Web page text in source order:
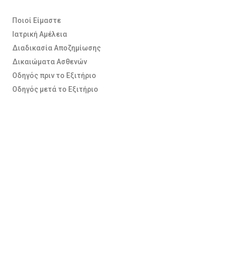
Ποιοί Είμαστε
Ιατρική Αμέλεια
Διαδικασία Αποζημίωσης
Δικαιώματα Ασθενών
Οδηγός πριν το Εξιτήριο
Οδηγός μετά το Εξιτήριο